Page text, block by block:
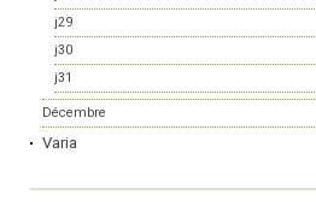
j29
j30
j31
Décembre
Varia